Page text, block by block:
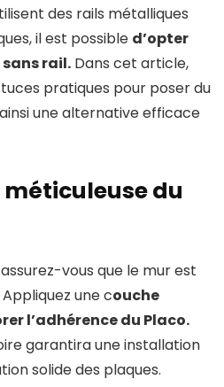
des rails métalliques
il est possible d’opter
rail. Dans cet article,
pratiques pour poser du
une alternative efficace
du
vous que le mur est
une couche
l’adhérence du Placo.
garantira une installation
solide des plaques.